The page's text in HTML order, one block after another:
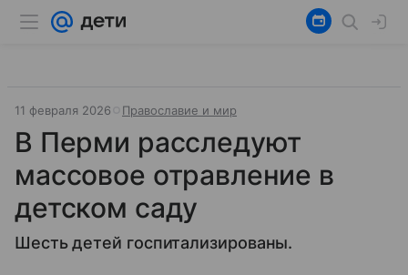
11 февраля 2026 Православие и мир
В Перми расследуют
массовое отравление в
детском саду
Шесть детей госпитализированы.